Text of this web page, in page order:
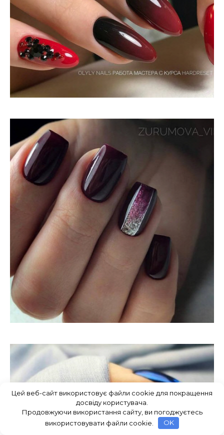
Цей веб-сайт використовує файли cookie для покращення
досвіду користувача.
Продовжуючи використання сайту, ви погоджуєтесь
використовувати файли cookie.
OK